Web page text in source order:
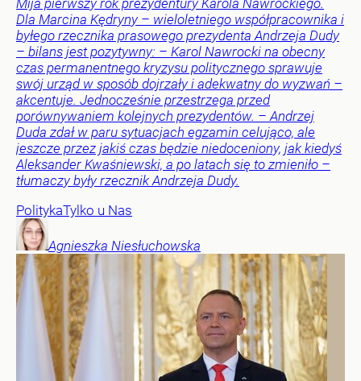
Mija pierwszy rok prezydentury Karola Nawrockiego.
Dla Marcina Kędryny – wieloletniego współpracownika i
byłego rzecznika prasowego prezydenta Andrzeja Dudy
– bilans jest pozytywny: – Karol Nawrocki na obecny
czas permanentnego kryzysu politycznego sprawuje
swój urząd w sposób dojrzały i adekwatny do wyzwań –
akcentuje. Jednocześnie przestrzega przed
porównywaniem kolejnych prezydentów. – Andrzej
Duda zdał w paru sytuacjach egzamin celująco, ale
jeszcze przez jakiś czas będzie niedoceniony, jak kiedyś
Aleksander Kwaśniewski, a po latach się to zmieniło –
tłumaczy były rzecznik Andrzeja Dudy.
PolitykaTylko u Nas
Agnieszka Niesłuchowska